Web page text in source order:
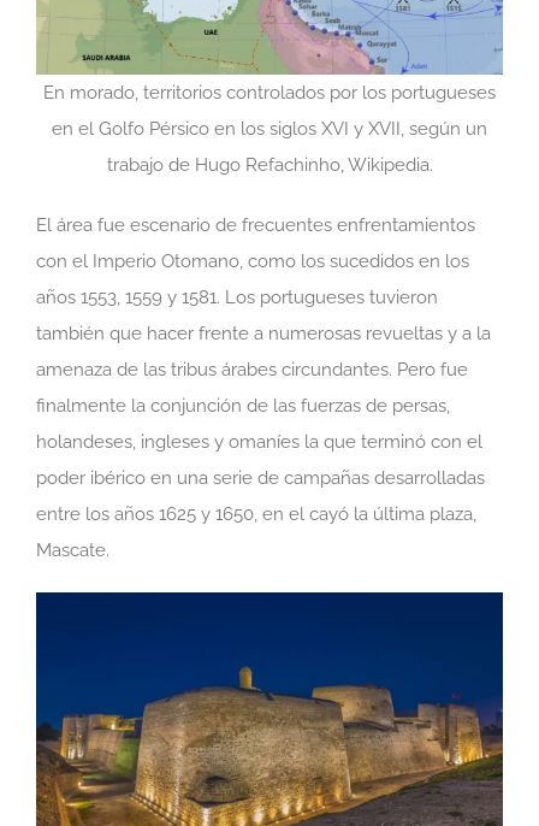
En morado, territorios controlados por los portugueses
en el Golfo Pérsico en los siglos XVI y XVII, según un
trabajo de Hugo Refachinho, Wikipedia.
El área fue escenario de frecuentes enfrentamientos
con el Imperio Otomano, como los sucedidos en los
años 1553, 1559 y 1581. Los portugueses tuvieron
también que hacer frente a numerosas revueltas y a la
amenaza de las tribus árabes circundantes. Pero fue
finalmente la conjunción de las fuerzas de persas,
holandeses, ingleses y omaníes la que terminó con el
poder ibérico en una serie de campañas desarrolladas
entre los años 1625 y 1650, en el cayó la última plaza,
Mascate.